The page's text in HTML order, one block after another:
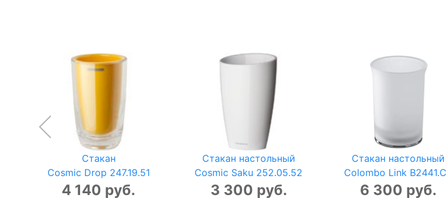
Стакан
Cosmic Drop 247.19.51
4 140 руб.
Стакан настольный
Cosmic Saku 252.05.52
3 300 руб.
Стакан настольный
Colombo Link
6 300 руб.